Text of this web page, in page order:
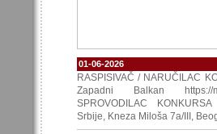
01-06-2026
RASPISIVAČ / NARUČILAC
Zapadni Balkan
SPROVODILAC
Srbije, Kneza Miloša 7a/III,